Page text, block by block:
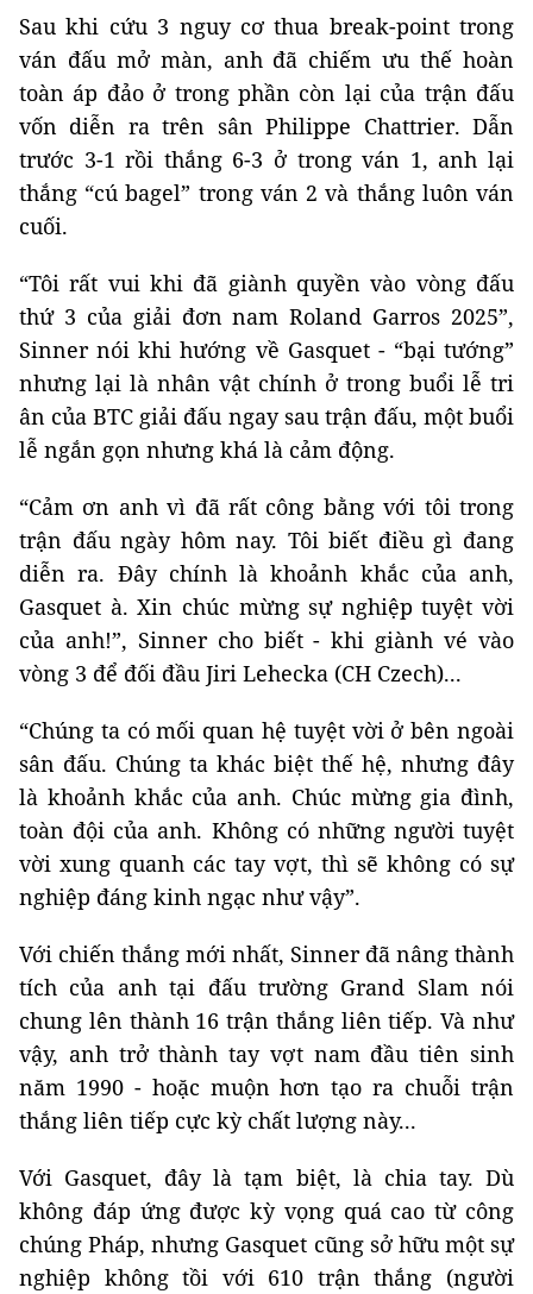
Sau khi cứu 3 nguy cơ thua break-point trong
ván đấu mở màn, anh đã chiếm ưu thế hoàn
toàn áp đảo ở trong phần còn lại của trận đấu
vốn diễn ra trên sân Philippe Chattrier. Dẫn
trước 3-1 rồi thắng 6-3 ở trong ván 1, anh lại
thắng “cú bagel” trong ván 2 và thắng luôn ván
cuối.
“Tôi rất vui khi đã giành quyền vào vòng đấu
thứ 3 của giải đơn nam Roland Garros 2025”,
Sinner nói khi hướng về Gasquet - “bại tướng”
nhưng lại là nhân vật chính ở trong buổi lễ tri
ân của BTC giải đấu ngay sau trận đấu, một buổi
lễ ngắn gọn nhưng khá là cảm động.
“Cảm ơn anh vì đã rất công bằng với tôi trong
trận đấu ngày hôm nay. Tôi biết điều gì đang
diễn ra. Đây chính là khoảnh khắc của anh,
Gasquet à. Xin chúc mừng sự nghiệp tuyệt vời
của anh!”, Sinner cho biết - khi giành vé vào
vòng 3 để đối đầu Jiri Lehecka (CH Czech)...
“Chúng ta có mối quan hệ tuyệt vời ở bên ngoài
sân đấu. Chúng ta khác biệt thế hệ, nhưng đây
là khoảnh khắc của anh. Chúc mừng gia đình,
toàn đội của anh. Không có những người tuyệt
vời xung quanh các tay vợt, thì sẽ không có sự
nghiệp đáng kinh ngạc như vậy”.
Với chiến thắng mới nhất, Sinner đã nâng thành
tích của anh tại đấu trường Grand Slam nói
chung lên thành 16 trận thắng liên tiếp. Và như
vậy, anh trở thành tay vợt nam đầu tiên sinh
năm 1990 - hoặc muộn hơn tạo ra chuỗi trận
thắng liên tiếp cực kỳ chất lượng này...
Với Gasquet, đây là tạm biệt, là chia tay. Dù
không đáp ứng được kỳ vọng quá cao từ công
chúng Pháp, nhưng Gasquet cũng sở hữu một sự
nghiệp không tồi với 610 trận thắng (người